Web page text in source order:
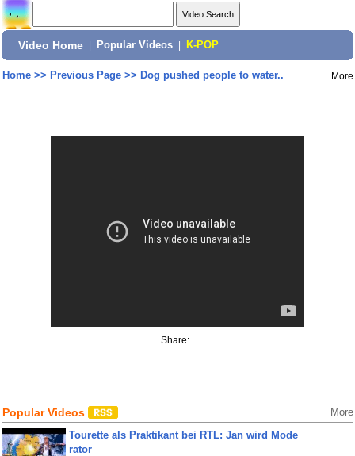
Video Home Popular Videos K-POP
Home>> Previous Page>> Dog pushed people to water.. More
Share:
Popular Videos More
Tourette als Praktikant bei RTL: Jan wird Mode
rator